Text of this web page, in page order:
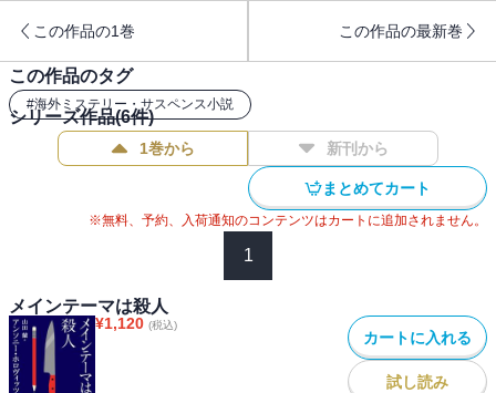
ンキングを完全制覇した『メインテーマは殺人』に並ぶ、シリーズ
第2弾！ 驚嘆確実、完全無比の犯人当てミステリ。／解説＝大矢博
子
この作品の1巻 この作品の最新巻
この作品のタグ
#海外ミステリー・サスペンス小説
シリーズ作品(6件)
1巻から 新刊から
まとめてカート
※無料、予約、入荷通知のコンテンツはカートに追加されません。
1
メインテーマは殺人
¥1,120 (税込)
カートに入れる
試し読み